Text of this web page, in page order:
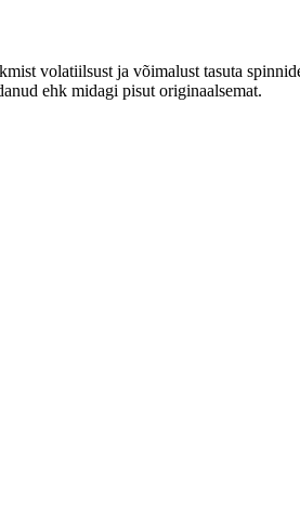
volatiilsust ja võimalust tasuta
ehk midagi pisut originaalsemat.